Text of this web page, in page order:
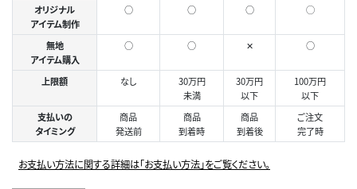
オリジナル
アイテム制作
○ ○ ○ ◯
無地
アイテム購入
○ ○ ✕ ○
上限額 なし
30万円
未満
30万円
以下
100万円
以下
支払いの
タイミング
商品
発送前
商品
到着時
商品
到着後
ご注文
完了時
お支払い方法に関する詳細は「お支払い方法」をご覧ください。